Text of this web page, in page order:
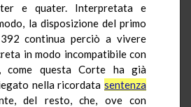
e quater. Interpretata e
la disposizione del primo
continua perciò a vivere
in modo incompatibile con
come questa Corte ha già
nella ricordata sentenza
del resto, che, ove con